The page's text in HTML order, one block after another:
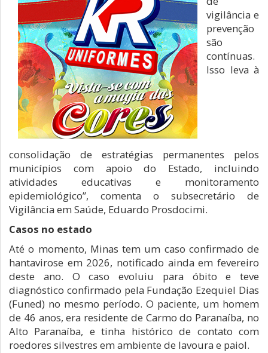
vigilância e
prevenção
são
contínuas.
Isso leva à
consolidação de estratégias permanentes pelos
municípios com apoio do Estado, incluindo
atividades educativas e monitoramento
epidemiológico”, comenta o subsecretário de
Vigilância em Saúde, Eduardo Prosdocimi.
Casos no estado
Até o momento, Minas tem um caso confirmado de
hantavirose em 2026, notificado ainda em fevereiro
deste ano. O caso evoluiu para óbito e teve
diagnóstico confirmado pela Fundação Ezequiel Dias
(Funed) no mesmo período. O paciente, um homem
de 46 anos, era residente de Carmo do Paranaíba, no
Alto Paranaíba, e tinha histórico de contato com
roedores silvestres em ambiente de lavoura e paiol.